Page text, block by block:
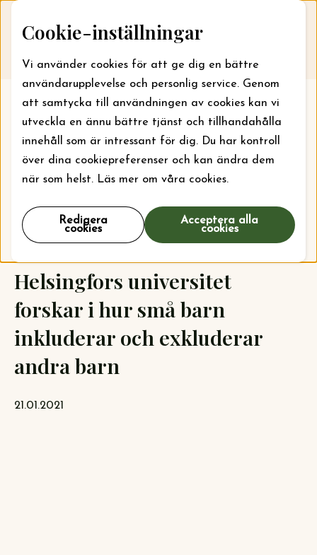
Cookie-inställningar
Vi använder cookies för att ge dig en bättre
användarupplevelse och personlig service. Genom
att samtycka till användningen av cookies kan vi
utveckla en ännu bättre tjänst och tillhandahålla
innehåll som är intressant för dig. Du har kontroll
över dina cookiepreferenser och kan ändra dem
när som helst. Läs mer om våra cookies.
Redigera
cookies
Acceptera alla
cookies
Skip to content
Till webbansökan
Helsingfors universitet
forskar i hur små barn
inkluderar och exkluderar
andra barn
21.01.2021